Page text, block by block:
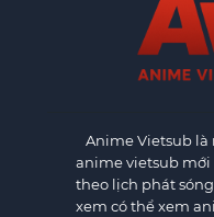
Anime Vietsub là
anime vietsub
theo lịch phát
xem có thể xem